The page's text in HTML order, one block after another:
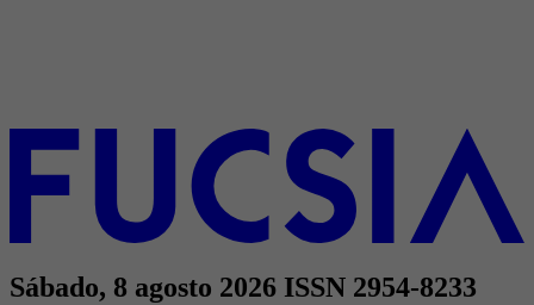
Sábado, 8 agosto 2026 ISSN 2954-8233